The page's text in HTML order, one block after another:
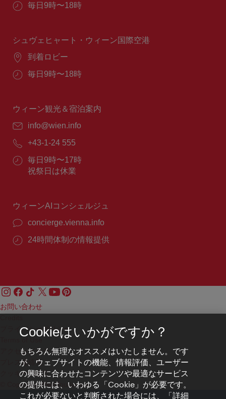
営
間：
毎日9時〜18時
シュヴェヒャート・ウィーン国際空港
場
到着ロビー
営
間：
毎日9時〜18時
ウィーン観光＆宿泊案内
E
ー
ル：
info@wien.info
電
番
号：
+43-1-24 555
営
業
毎日9時〜17時
祝祭日は休業
ウィーンAIコンシェルジュ
concierge.vienna.info
24時間体制の情報提供
お問い合わせ
プライバシーポリシー
アクセシビリティ
プレス連絡先
クッキーの設定
© Copyright WienTourismus
Cookieはいかがですか？
もちろん無理なオススメはいたしません。です
が、ウェブサイトの機能、情報評価、ユーザー
の興味に合わせたコンテンツや最適なサービス
の提供には、いわゆる「Cookie」が必要です。
これが必要ないと判断された場合には、「詳細